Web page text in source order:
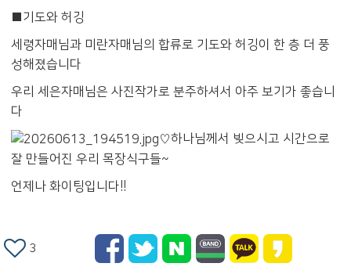
■기도와 허깅
세령자매님과 미란자매님의 합류로 기도와 허깅이 한 층 더 풍
성해졌습니다
우리 세은자매님은 사진작가로 분주하셔서 아주 보기가 좋습니
다
♡하나님께서 빚으시고 시간으로
잘 만들어진 우리 목장식구들~
언제나 화이팅입니다!!
3